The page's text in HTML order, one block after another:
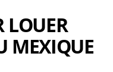
LOUER
MEXIQUE